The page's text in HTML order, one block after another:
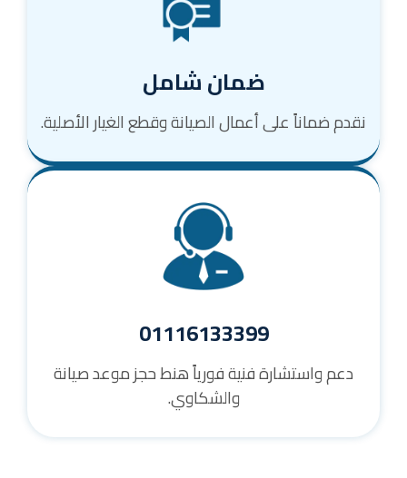
ضمان شامل
نقدم ضماناً على أعمال الصيانة وقطع الغيار الأصلية.
01116133399
دعم واستشارة فنية فورياً هنط حجز موعد صيانة
والشكاوي.